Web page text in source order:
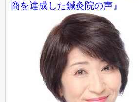
商を達成した鍼灸院の声』